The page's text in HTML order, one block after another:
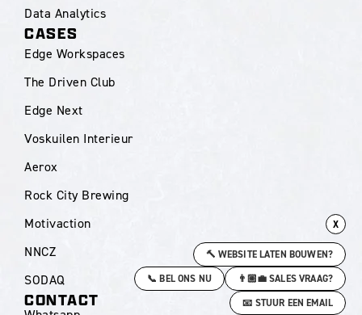
Data Analytics
CASES
Edge Workspaces
The Driven Club
Edge Next
Voskuilen Interieur
Aerox
Rock City Brewing
Motivaction
NNCZ
SODAQ
CONTACT
X
🔨 WEBSITE LATEN BOUWEN?
📞 BEL ONS NU
👨🏼‍💼 SALES VRAAG?
📧 STUUR EEN EMAIL